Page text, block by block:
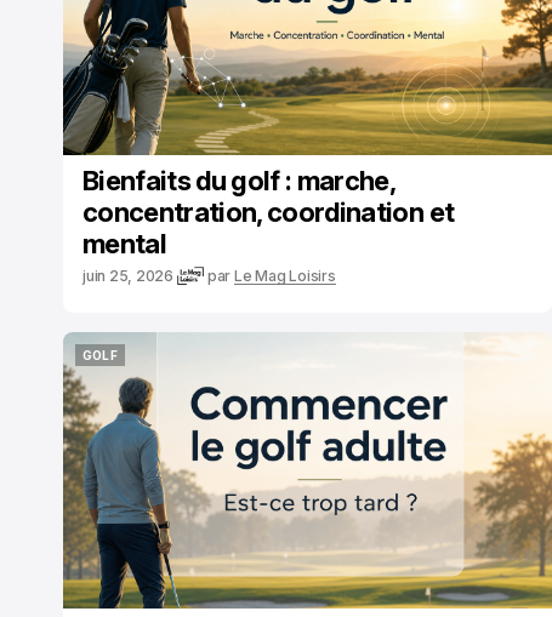
Bienfaits du golf : marche,
concentration, coordination et
mental
juin 25, 2026 par Le Mag Loisirs
GOLF